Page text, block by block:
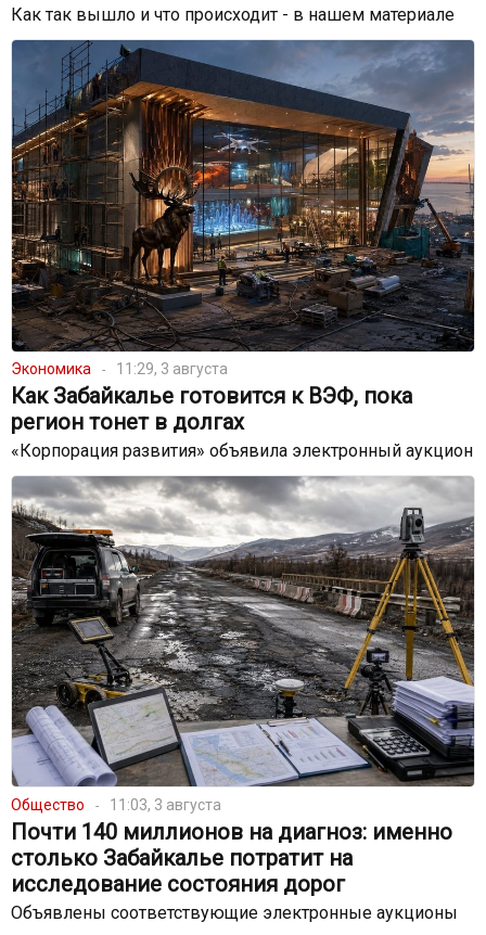
Как так вышло и что происходит - в нашем материале
Экономика 11:29, 3 августа
Как Забайкалье готовится к ВЭФ, пока
регион тонет в долгах
«Корпорация развития» объявила электронный аукцион
Общество 11:03, 3 августа
Почти 140 миллионов на диагноз: именно
столько Забайкалье потратит на
исследование состояния дорог
Объявлены соответствующие электронные аукционы